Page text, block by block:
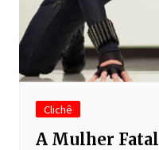
Clichê
A Mulher Fatal